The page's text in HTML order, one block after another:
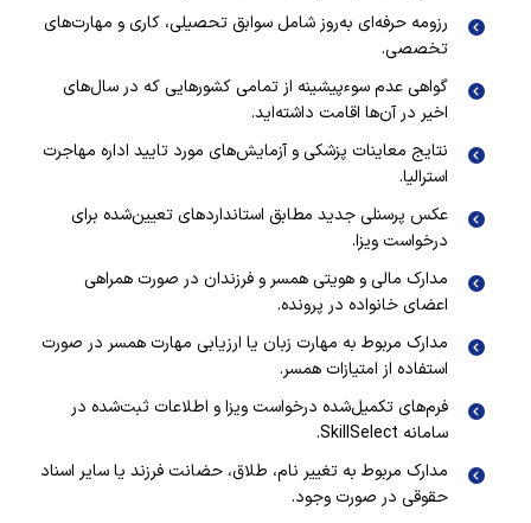
رزومه حرفه‌ای به‌روز شامل سوابق تحصیلی، کاری و مهارت‌های
تخصصی.
گواهی عدم سوءپیشینه از تمامی کشورهایی که در سال‌های
اخیر در آن‌ها اقامت داشته‌اید.
نتایج معاینات پزشکی و آزمایش‌های مورد تایید اداره مهاجرت
استرالیا.
عکس پرسنلی جدید مطابق استانداردهای تعیین‌شده برای
درخواست ویزا.
مدارک مالی و هویتی همسر و فرزندان در صورت همراهی
اعضای خانواده در پرونده.
مدارک مربوط به مهارت زبان یا ارزیابی مهارت همسر در صورت
استفاده از امتیازات همسر.
فرم‌های تکمیل‌شده درخواست ویزا و اطلاعات ثبت‌شده در
سامانه SkillSelect.
مدارک مربوط به تغییر نام، طلاق، حضانت فرزند یا سایر اسناد
حقوقی در صورت وجود.